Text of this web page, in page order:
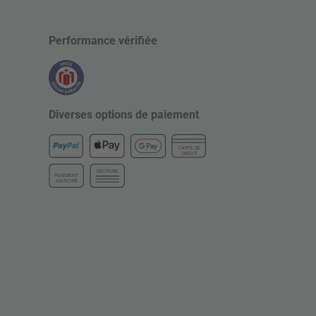
Performance vérifiée
Diverses options de paiement
CARTE DE
CRÉDIT
PAIEMENT
ANTICIPÉ
FACTURE